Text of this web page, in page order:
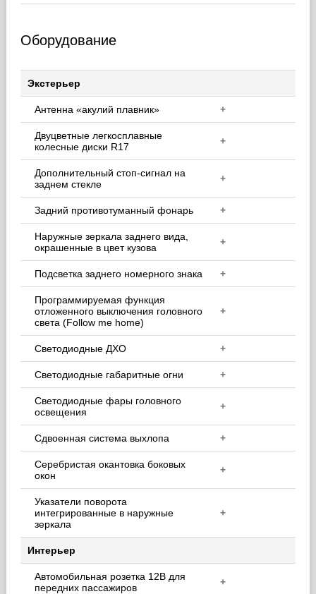
Оборудование
Экстерьер
Антенна «акулий плавник» +
Двуцветные легкосплавные
колесные диски R17
+
Дополнительный стоп-сигнал на
заднем стекле
+
Задний противотуманный фонарь +
Наружные зеркала заднего вида,
окрашенные в цвет кузова
+
Подсветка заднего номерного знака +
Программируемая функция
отложенного выключения головного
света (Follow me home)
+
Светодиодные ДХО +
Светодиодные габаритные огни +
Светодиодные фары головного
освещения
+
Сдвоенная система выхлопа +
Серебристая окантовка боковых
окон
+
Указатели поворота
интегрированные в наружные
зеркала
+
Интерьер
Автомобильная розетка 12В для
передних пассажиров
+